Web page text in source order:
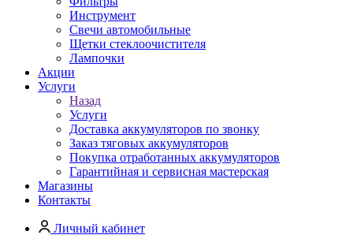
Инструмент
Свечи автомобильные
Щетки стеклоочистителя
Лампочки
Акции
Услуги
Назад
Услуги
Доставка аккумуляторов по звонку
Заказ тяговых аккумуляторов
Покупка отработанных аккумуляторов
Гарантийная и сервисная мастерская
Магазины
Контакты
Личный кабинет